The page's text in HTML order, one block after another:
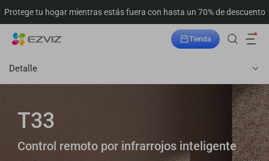
Protege tu hogar mientras estás fuera con hasta un 70% de descuento
Tienda
Detalle
T33
Control remoto por infrarrojos inteligente